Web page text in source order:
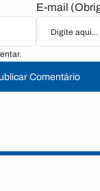
E-mail
Comentário